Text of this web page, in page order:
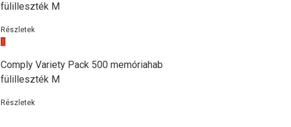
fülilleszték M
Részletek
Comply Variety Pack 500 memóriahab
fülilleszték M
Részletek